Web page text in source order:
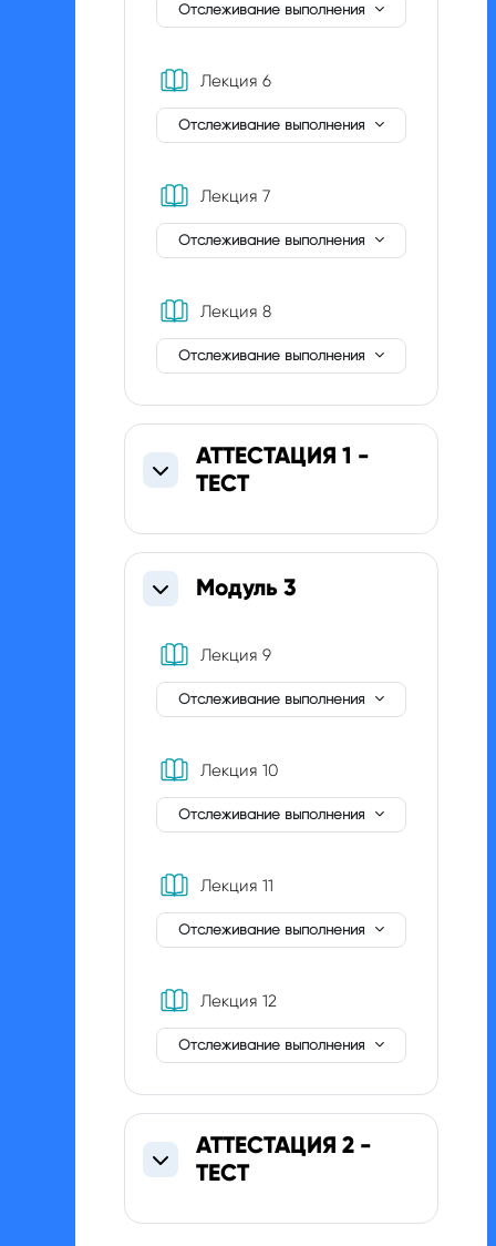
Отслеживание выполнения
Лекция 6Книга
Отслеживание выполнения
Лекция 7Книга
Отслеживание выполнения
Лекция 8Книга
Отслеживание выполнения
Свернуть
АТТЕСТАЦИЯ 1 -
ТЕСТ
СвернутьМодуль 3
Лекция 9Книга
Отслеживание выполнения
Лекция 10Книга
Отслеживание выполнения
Лекция 11
Отслеживание выполнения
Лекция 12
Отслеживание выполнения
Свернуть
АТТЕСТАЦИЯ 2 -
ТЕСТ